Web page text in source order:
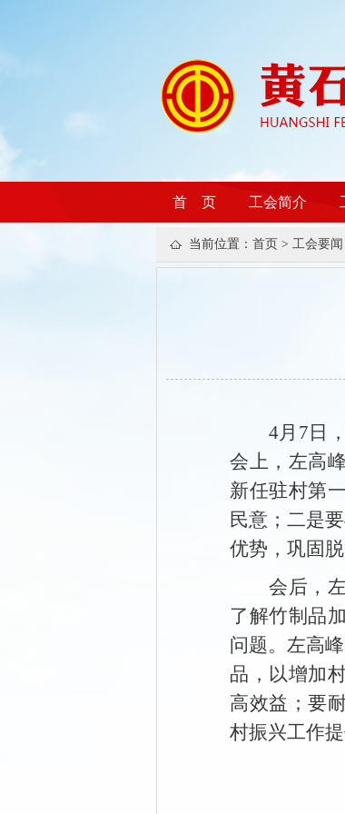
首 页 工会简介
当前位置： 首页 > 工会要闻
4月7日
会上，左高
新任驻村第
民意；二是
优势，巩固
会后，
了解竹制品
问题。左高
品，以增加
高效益；要
村振兴工作提